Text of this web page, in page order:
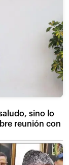
sino lo
reunión con